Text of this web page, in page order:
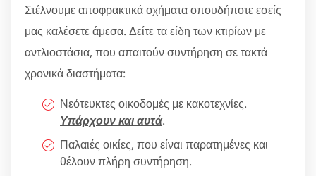
Στέλνουμε αποφρακτικά οχήματα οπουδήποτε εσείς
μας καλέσετε άμεσα. Δείτε τα είδη των κτιρίων με
αντλιοστάσια, που απαιτούν συντήρηση σε τακτά
χρονικά διαστήματα:
Νεότευκτες οικοδομές με κακοτεχνίες.
Υπάρχουν και αυτά.
Παλαιές οικίες, που είναι παρατημένες και
θέλουν πλήρη συντήρηση.